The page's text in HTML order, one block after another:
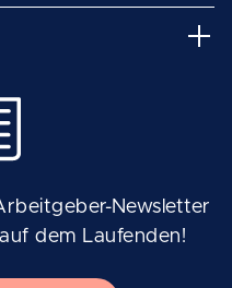
Newsletter
dem Laufenden!